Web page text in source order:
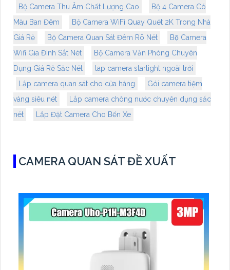
Bộ Camera Thu Âm Chất Lượng Cao
Bộ 4 Camera Có
Màu Ban Đêm
Bộ Camera WiFi Quay Quét 2K Trong Nhà
Giá Rẻ
Bộ Camera Quan Sát Đêm Rõ Nét
Bộ Camera
Wifi Gia Đình Sắt Nét
Bộ Camera Văn Phòng Chuyên
Dụng Giá Rẻ Săc Nét
lap camera starlight ngoài trời
Lắp camera quan sát cho cửa hàng
Gói camera tiệm
vàng siêu nét
Lắp camera chông nước chuyên dụng sắc
nét
Lắp Đặt Camera Cho Bến Xe
CAMERA QUAN SÁT ĐỀ XUẤT